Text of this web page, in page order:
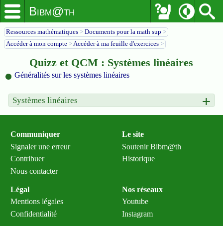
Bibm@th
Ressources mathématiques > Documents pour la math sup >
Accéder à mon compte >Accéder à ma feuille d'exercices >
Quizz et QCM : Systèmes linéaires
Généralités sur les systèmes linéaires
Systèmes linéaires
Communiquer
Signaler une erreur
Contribuer
Nous contacter
Le site
Soutenir Bibm@th
Historique
Légal
Mentions légales
Confidentialité
Nos réseaux
Youtube
Instagram